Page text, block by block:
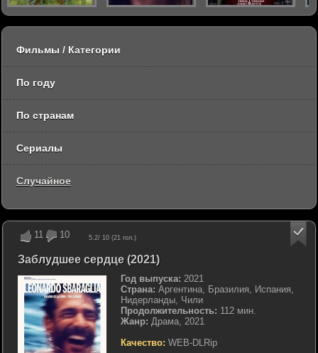
11 10 5.2/ 10 (21 гол.)
Заблудшее сердце (2021)
Год выпуска: 2021
Страна: Аргентина, Бразилия, Испания,
Нидерланды, Чили
Продолжительность: 112 мин.
Жанр: Драма, 2021
Качество: WEB-DLRip
Фильмы / Категории
По году
По странам
Сериалы
Случайное